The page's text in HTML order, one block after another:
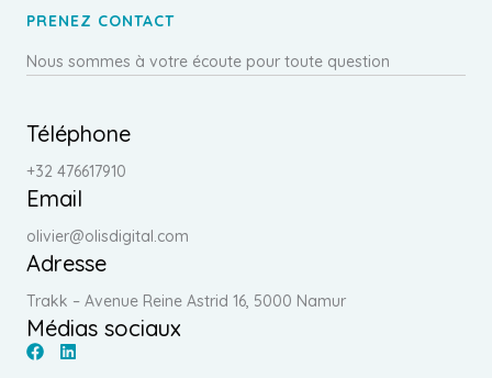
PRENEZ CONTACT
Nous sommes à votre écoute pour toute question
Téléphone
+32 476617910
Email
olivier@olisdigital.com
Adresse
Trakk – Avenue Reine Astrid 16, 5000 Namur
Médias sociaux